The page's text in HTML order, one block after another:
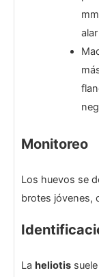
Monitoreo
Los huevos se
brotes jóvenes,
La heliotis